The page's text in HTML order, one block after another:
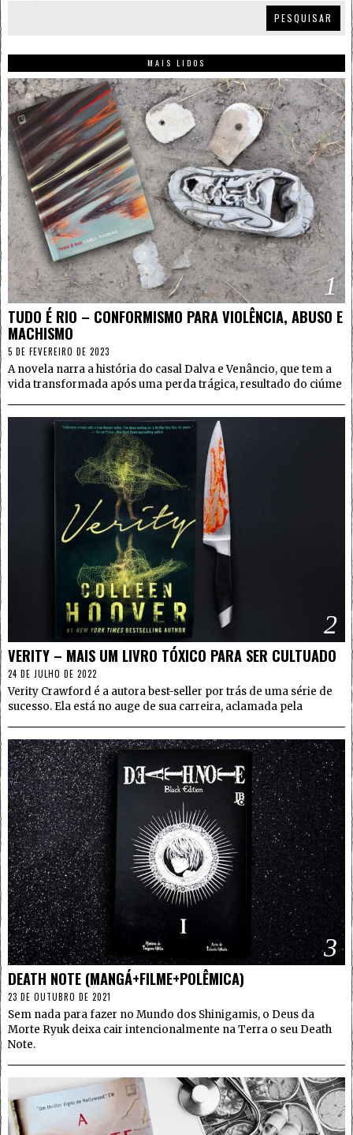
PESQUISAR
MAIS LIDOS
1
TUDO É RIO – CONFORMISMO PARA VIOLÊNCIA, ABUSO E
MACHISMO
5 DE FEVEREIRO DE 2023
A novela narra a história do casal Dalva e Venâncio, que tem a
vida transformada após uma perda trágica, resultado do ciúme
2
VERITY – MAIS UM LIVRO TÓXICO PARA SER CULTUADO
24 DE JULHO DE 2022
Verity Crawford é a autora best-seller por trás de uma série de
sucesso. Ela está no auge de sua carreira, aclamada pela
3
DEATH NOTE (MANGÁ+FILME+POLÊMICA)
23 DE OUTUBRO DE 2021
Sem nada para fazer no Mundo dos Shinigamis, o Deus da
Morte Ryuk deixa cair intencionalmente na Terra o seu Death
Note.